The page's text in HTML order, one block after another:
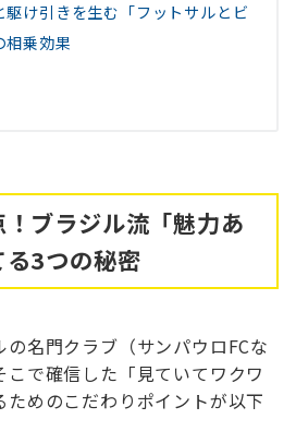
け引きを生む「フットサルとビ
相乗効果
ブラジル流「魅力あ
3つの秘密
名門クラブ（サンパウロFCな
こで確信した「見ていてワクワ
ためのこだわりポイントが以下